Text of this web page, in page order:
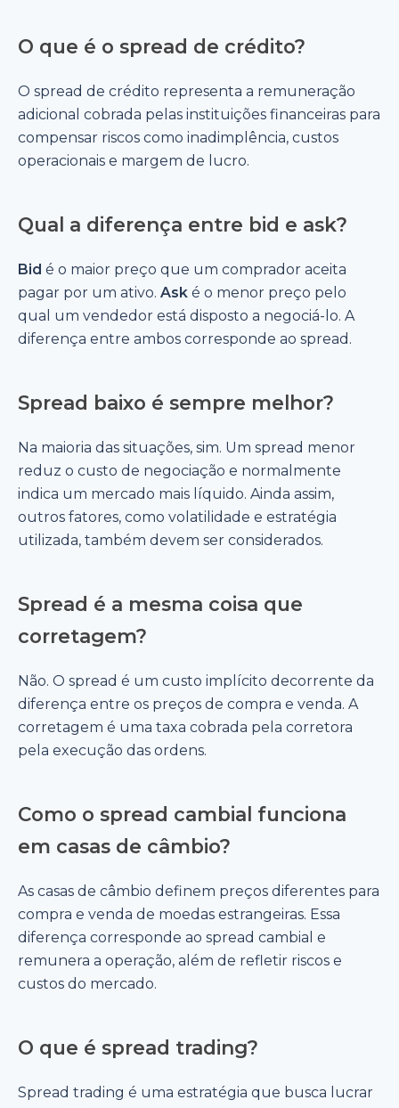
O que é o spread de crédito?
O spread de crédito representa a remuneração
adicional cobrada pelas instituições financeiras para
compensar riscos como inadimplência, custos
operacionais e margem de lucro.
Qual a diferença entre bid e ask?
Bid é o maior preço que um comprador aceita
pagar por um ativo. Ask é o menor preço pelo
qual um vendedor está disposto a negociá-lo. A
diferença entre ambos corresponde ao spread.
Spread baixo é sempre melhor?
Na maioria das situações, sim. Um spread menor
reduz o custo de negociação e normalmente
indica um mercado mais líquido. Ainda assim,
outros fatores, como volatilidade e estratégia
utilizada, também devem ser considerados.
Spread é a mesma coisa que
corretagem?
Não. O spread é um custo implícito decorrente da
diferença entre os preços de compra e venda. A
corretagem é uma taxa cobrada pela corretora
pela execução das ordens.
Como o spread cambial funciona
em casas de câmbio?
As casas de câmbio definem preços diferentes para
compra e venda de moedas estrangeiras. Essa
diferença corresponde ao spread cambial e
remunera a operação, além de refletir riscos e
custos do mercado.
O que é spread trading?
Spread trading é uma estratégia que busca lucrar